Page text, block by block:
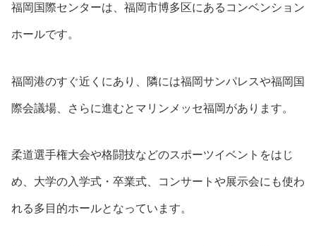
福岡国際センターは、福岡市博多区にあるコンベンション
ホールです。
福岡港のすぐ近くにあり、隣には福岡サンパレスや福岡国
際会議場、さらに進むとマリンメッセ福岡があります。
柔道選手権大会や格闘技などのスポーツイベントをはじ
め、大学の入学式・卒業式、コンサートや展示会にも使わ
れる多目的ホールとなっています。